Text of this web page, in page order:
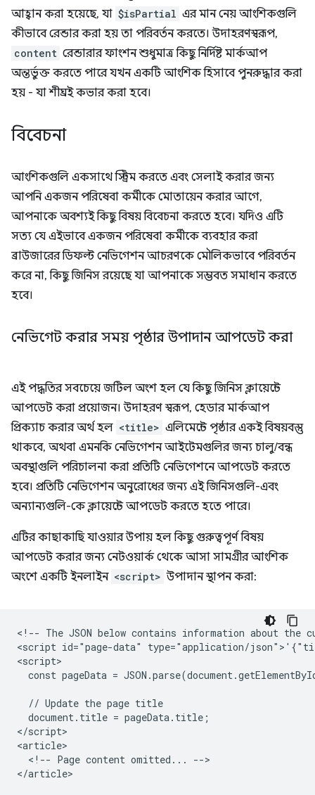
আহ্বান করা হয়েছে, যা $isPartial এর মান নেয় আংশিকগুলি
কীভাবে রেন্ডার করা হয় তা পরিবর্তন করতে। উদাহরণস্বরূপ,
content রেন্ডারার ফাংশন শুধুমাত্র কিছু নির্দিষ্ট মার্কআপ
অন্তর্ভুক্ত করতে পারে যখন একটি আংশিক হিসাবে পুনরুদ্ধার করা
হয় - যা শীঘ্রই কভার করা হবে।
বিবেচনা
আংশিকগুলি একসাথে স্ট্রিম করতে এবং সেলাই করার জন্য
আপনি একজন পরিষেবা কর্মীকে মোতায়েন করার আগে,
আপনাকে অবশ্যই কিছু বিষয় বিবেচনা করতে হবে। যদিও এটি
সত্য যে এইভাবে একজন পরিষেবা কর্মীকে ব্যবহার করা
ব্রাউজারের ডিফল্ট নেভিগেশন আচরণকে মৌলিকভাবে পরিবর্তন
করে না, কিছু জিনিস রয়েছে যা আপনাকে সম্ভবত সমাধান করতে
হবে।
নেভিগেট করার সময় পৃষ্ঠার উপাদান আপডেট করা
এই পদ্ধতির সবচেয়ে জটিল অংশ হল যে কিছু জিনিস ক্লায়েন্টে
আপডেট করা প্রয়োজন। উদাহরণ স্বরূপ, হেডার মার্কআপ
প্রিক্যাচ করার অর্থ হল <title> এলিমেন্টে পৃষ্ঠার একই বিষয়বস্তু
থাকবে, অথবা এমনকি নেভিগেশন আইটেমগুলির জন্য চালু/বন্ধ
অবস্থাগুলি পরিচালনা করা প্রতিটি নেভিগেশনে আপডেট করতে
হবে। প্রতিটি নেভিগেশন অনুরোধের জন্য এই জিনিসগুলি-এবং
অন্যান্যগুলি-কে ক্লায়েন্টে আপডেট করতে হতে পারে।
এটির কাছাকাছি যাওয়ার উপায় হল কিছু গুরুত্বপূর্ণ বিষয়
আপডেট করার জন্য নেটওয়ার্ক থেকে আসা সামগ্রীর আংশিক
অংশে একটি ইনলাইন <script> উপাদান স্থাপন করা:
<!-- The JSON below contains information about the
<script id="page-data" type="application/
<script>
const pageData =
  // Update the page title
  document.title = pageData.title;
</script>
<article>
  <!-- Page content omitted... -->